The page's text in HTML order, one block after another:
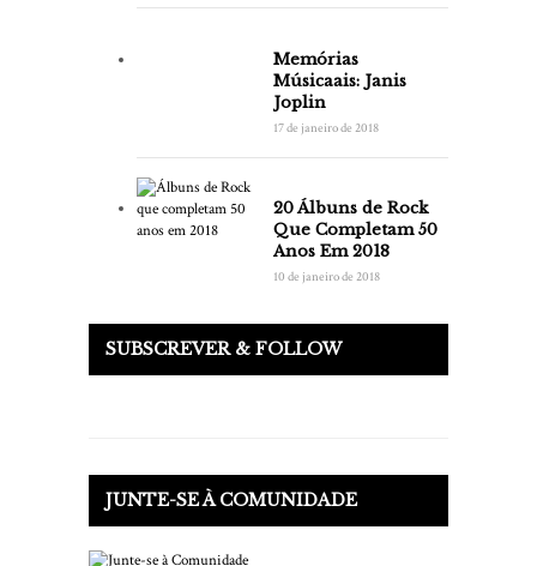
Memórias
Músicaais: Janis
Joplin
17 de janeiro de 2018
20 Álbuns de Rock
Que Completam 50
Anos Em 2018
10 de janeiro de 2018
SUBSCREVER & FOLLOW
JUNTE-SE À COMUNIDADE